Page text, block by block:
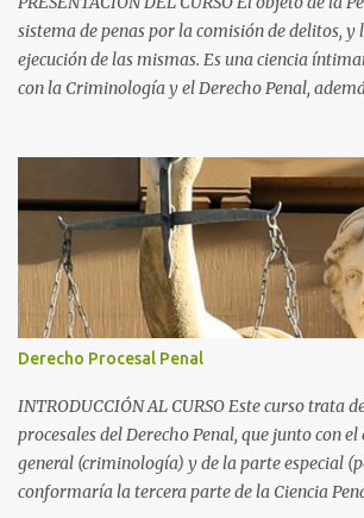
of-indias-political-economy Macroeconomía,
http://keio-ocw.sfc.keio.ac....
sistema de penas por la comisión de delitos, y
ejecución de las mismas. Es una ciencia
con la Criminología y el Derecho Penal,
como prevención de los delitos y salvaguarda
convivencia de una sociedad. Como parte del
propiamente dicho, es una de las tres partes
junto con la parte general (Criminología) y el
Penal. Si la parte general se ocupa del delito
especial de su proceso, la Penología, de todo lo
penas. Una parte importante de la misma es
instituciones penitenciarias y la normativa
mismas, en el cumplimiento de las condenas
libertad. ...
Derecho Procesal Penal
INTRODUCCIÓN AL CURSO Este curso trata
procesales del Derecho Penal, que junto con
general (criminología) y de la parte especial
conformaría la tercera parte de la Ciencia